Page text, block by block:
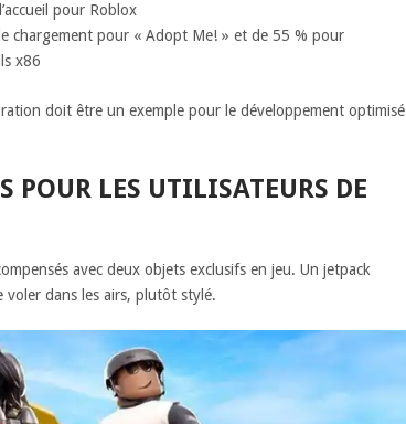
pour Roblox
chargement pour « Adopt Me! » et de 55 % pour
x86
doit être un exemple pour le développement optimisé
POUR LES UTILISATEURS DE
avec deux objets exclusifs en jeu. Un jetpack
voler dans les airs, plutôt stylé.